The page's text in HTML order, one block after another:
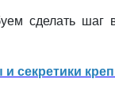
сделать
и секретики